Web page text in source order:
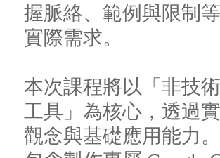
握脈絡、範例與限制
實際需求。
本次課程將以「非技
工具」為核心，透過
觀念與基礎應用能力